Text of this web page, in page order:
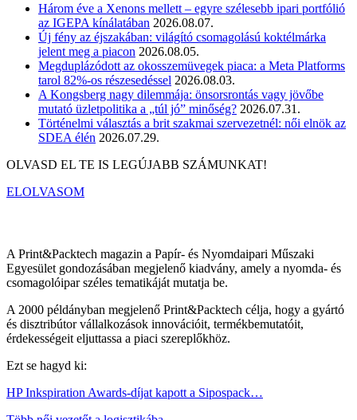
Három éve a Xenons mellett – egyre szélesebb ipari portfólió
az IGEPA kínálatában 2026.08.07.
Új fény az éjszakában: világító csomagolású koktélmárka
jelent meg a piacon 2026.08.05.
Megduplázódott az okosszemüvegek piaca: a Meta Platforms
tarol 82%-os részesedéssel 2026.08.03.
A Kongsberg nagy dilemmája: önsorsrontás vagy jövőbe
mutató üzletpolitika a „túl jó” minőség? 2026.07.31.
Történelmi választás a brit szakmai szervezetnél: női elnök az
SDEA élén 2026.07.29.
OLVASD EL TE IS LEGÚJABB SZÁMUNKAT!
ELOLVASOM
A Print&Packtech magazin a Papír- és Nyomdaipari Műszaki
Egyesület gondozásában megjelenő kiadvány, amely a nyomda- és
csomagolóipar széles tematikáját mutatja be.
A 2000 példányban megjelenő Print&Packtech célja, hogy a gyártó
és disztribútor vállalkozások innovációit, termékbemutatóit,
érdekességeit eljuttassa a piaci szereplőkhöz.
Ezt se hagyd ki:
HP Inkspiration Awards-díjat kapott a Sipospack…